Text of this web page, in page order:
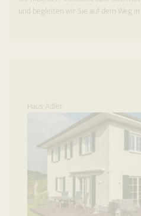
und begleiten wir Sie auf dem Weg
Haus Adler